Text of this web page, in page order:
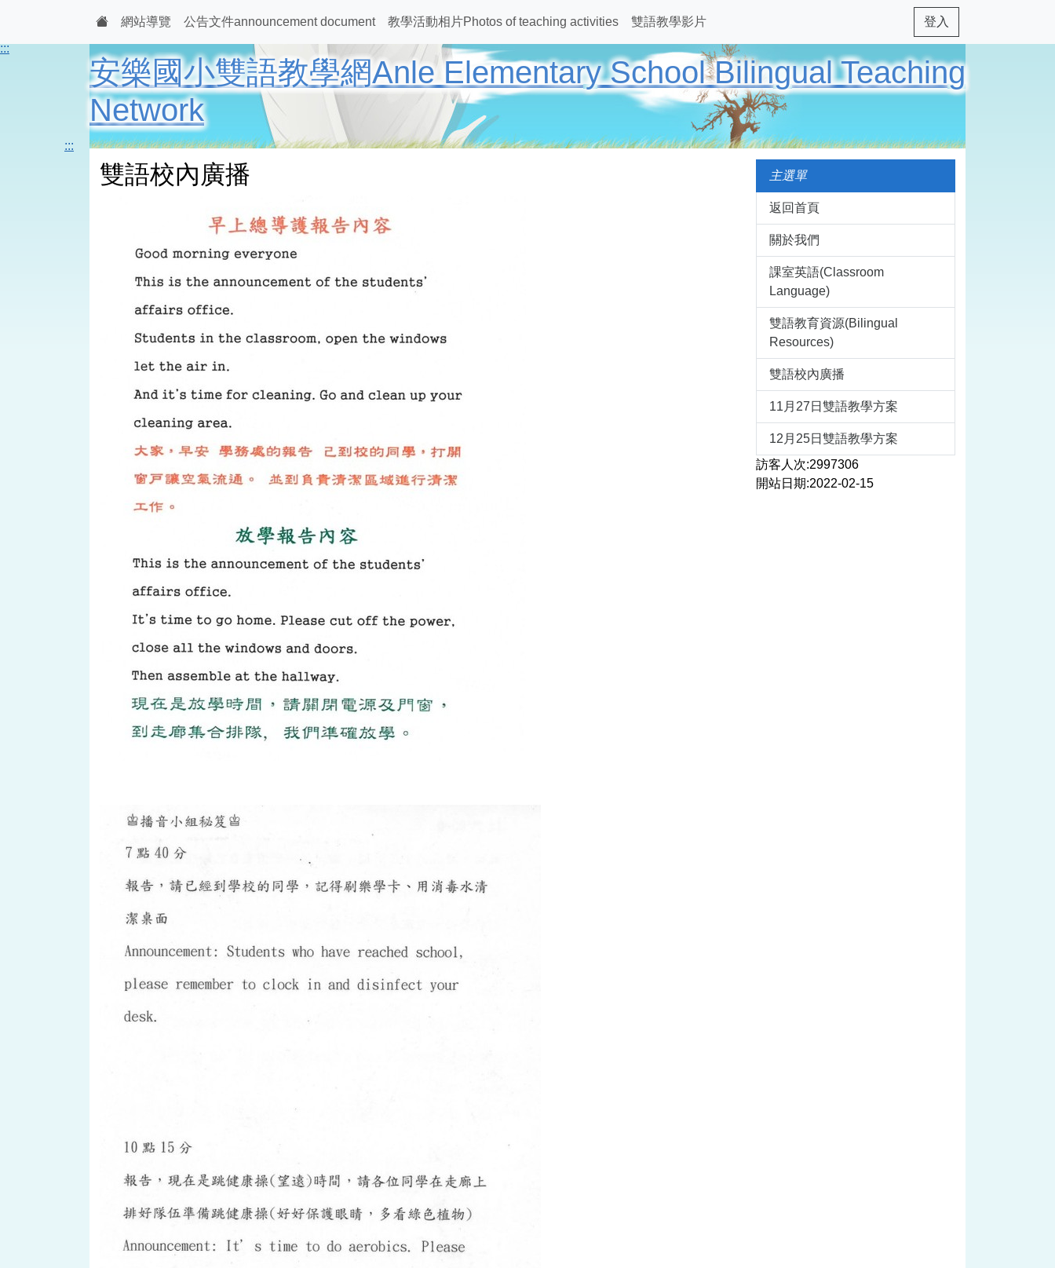
:::
網站導覽 公告文件announcement document 教學活動相片Photos of teaching activities 雙語教學影片 登入
安樂國小雙語教學網Anle Elementary School Bilingual Teaching
Network
:::
雙語校內廣播 主選單
返回首頁
關於我們
課室英語(Classroom
Language)
雙語教育資源(Bilingual
Resources)
雙語校內廣播
11月27日雙語教學方案
12月25日雙語教學方案
訪客人次:2997306
開站日期:2022-02-15